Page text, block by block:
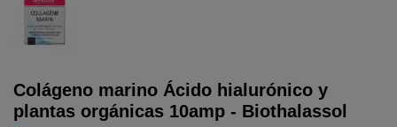
Colágeno marino Ácido hialurónico y
plantas orgánicas 10amp - Biothalassol